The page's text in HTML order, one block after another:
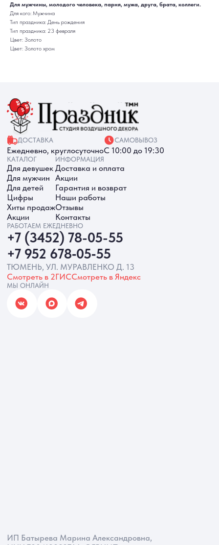
Для мужчины, молодого человека, парня, мужа, друга, брата, коллеги.
Для кого: Мужчина
Тип праздника: День рождения
Тип праздника: 23 февраля
Цвет: Золото
Цвет: Золото хром
ИП Батырева Марина Александровна,
ИНН 720413822766, ОГРНИП
325723200064191
Политика обработки ПД
Согласие на обработку ПД
Согласие на рекламную рассылку
Разработка сайта
РАБОТАЕМ ЕЖЕДНЕВНО
+7 (3452) 78-05-55
+7 952 678‑05‑55
ТЮМЕНЬ, УЛ. МУРАВЛЕНКО Д. 13
Смотреть в 2ГИС
МЫ ОНЛАЙН